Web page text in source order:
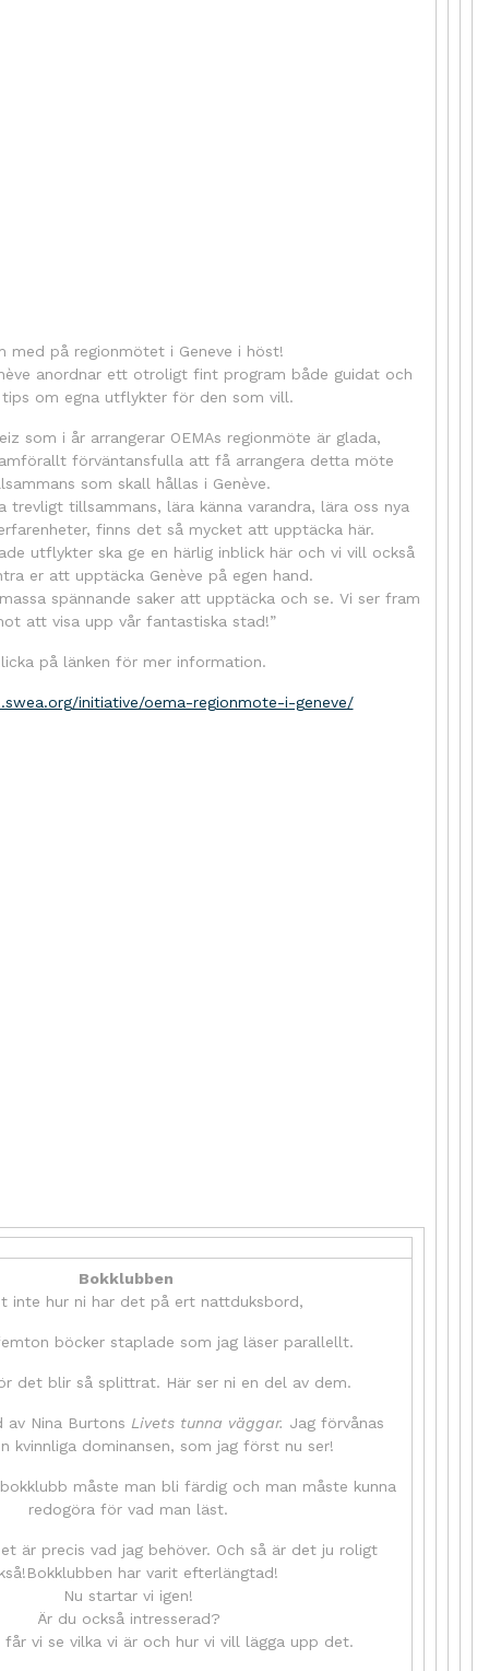
med på regionmötet i Geneve i höst!
anordnar ett otroligt fint program både guidat och
om egna utflykter för den som vill.
som i år arrangerar OEMAs regionmöte är glada,
förväntansfulla att få arrangera detta möte
som skall hållas i Genève.
trevligt tillsammans, lära känna varandra, lära oss nya
finns det så mycket att upptäcka här.
utflykter ska ge en härlig inblick här och vi vill också
er att upptäcka Genève på egen hand.
spännande saker att upptäcka och se. Vi ser fram
att visa upp vår fantastiska stad!”
på länken för mer information.
initiative/oema-regionmote-i-geneve/
Bokklubben
inte hur ni har det på ert nattduksbord,
böcker staplade som jag läser parallellt.
det blir så splittrat. Här ser ni en del av dem.
Nina Burtons Livets tunna väggar. Jag förvånas
kvinnliga dominansen, som jag först nu ser!
måste man bli färdig och man måste kunna
redogöra för vad man läst.
är precis vad jag behöver. Och så är det ju roligt
har varit efterlängtad!
Nu startar vi igen!
Är du också intresserad?
får vi se vilka vi är och hur vi vill lägga upp det.